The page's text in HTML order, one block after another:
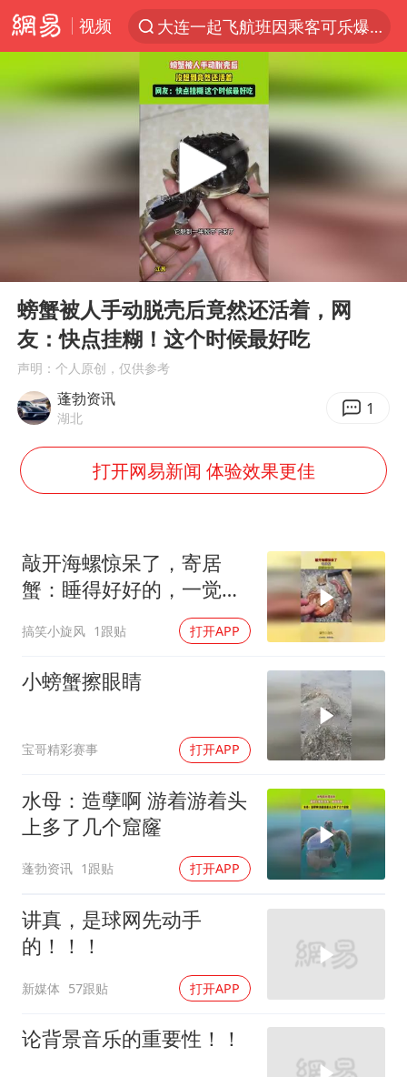
视频
大连一起飞航班因乘客可乐爆瓶折返
新能源汽车产业链提速
SK海力士回应“或出售重庆工厂”传闻
费大厨不自称“大王”了
中央气象台继续发布暴雨橙警
演员秦焰去世 曾出演《狂飙》
“还不如不放假”
医疗垃圾做手机壳 这也是谋财害命
武契奇：欧洲已处于大战边缘
经销商证实雪佛兰已暂停在华新车销售
部分银行上调存款利率
货车高速制动失灵 交警护航化险为夷
白海豚突然大拐弯 走出罕见路线
下党之路
Play
螃蟹被人手动脱壳后竟然还活着，网
友：快点挂糊！这个时候最好吃
声明：个人原创，仅供参考
蓬勃资讯
湖北 1
打开网易新闻 体验效果更佳
敲开海螺惊呆了，寄居
蟹：睡得好好的，一觉醒
搞笑小旋风 1跟贴 打开APP
小螃蟹擦眼睛
宝哥精彩赛事 打开APP
水母：造孽啊 游着游着头
上多了几个窟窿
蓬勃资讯 1跟贴 打开APP
讲真，是球网先动手
的！！！
新媒体 57跟贴 打开APP
论背景音乐的重要性！！